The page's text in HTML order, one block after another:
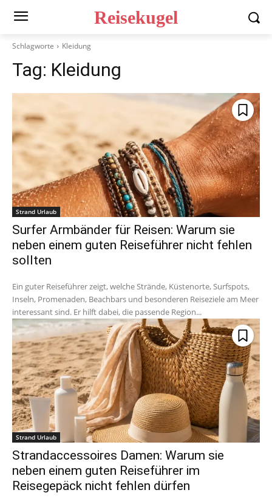
Reisekugel
Schlagworte Kleidung
Tag: Kleidung
Strand Urlaub
Surfer Armbänder für Reisen: Warum sie
neben einem guten Reiseführer nicht fehlen
sollten
Ein guter Reiseführer zeigt, welche Strände, Küstenorte, Surfspots,
Inseln, Promenaden, Beachbars und besonderen Reiseziele am Meer
interessant sind. Er hilft dabei, die passende Region...
Strand Urlaub
Strandaccessoires Damen: Warum sie
neben einem guten Reiseführer im
Reisegepäck nicht fehlen dürfen